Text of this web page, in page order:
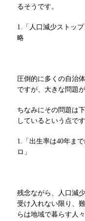
るそうです。
1.「人口減少ストッ
略
圧倒的に多くの自治
ですが、大きな問題
ちなみにその問題は
しているという点です
1.「出生率は40年ま
ロ」
残念ながら、人口減
受け入れない限り、
らは地域で暮らす人